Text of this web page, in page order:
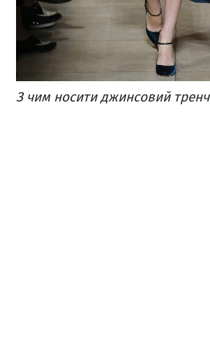
З чим носити джинсовий тренч